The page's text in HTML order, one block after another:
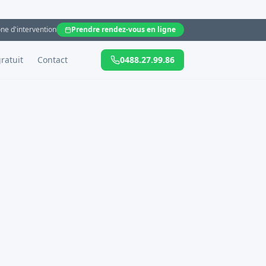
d'intervention Prendre rendez-vous en ligne
Contact 0488.27.99.86